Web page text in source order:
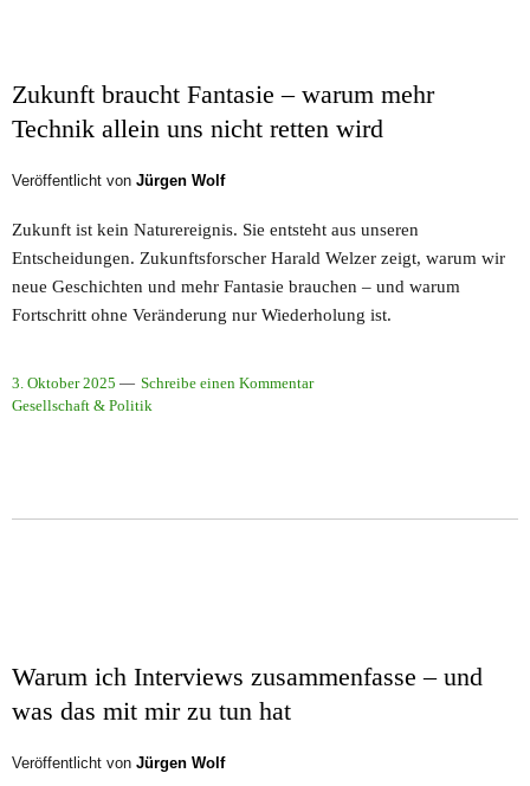
Zukunft braucht Fantasie – warum mehr
Technik allein uns nicht retten wird
Veröffentlicht von Jürgen Wolf
Zukunft ist kein Naturereignis. Sie entsteht aus unseren
Entscheidungen. Zukunftsforscher Harald Welzer zeigt, warum wir
neue Geschichten und mehr Fantasie brauchen – und warum
Fortschritt ohne Veränderung nur Wiederholung ist.
3. Oktober 2025
Schreibe einen Kommentar
Gesellschaft & Politik
Warum ich Interviews zusammenfasse – und
was das mit mir zu tun hat
Veröffentlicht von Jürgen Wolf